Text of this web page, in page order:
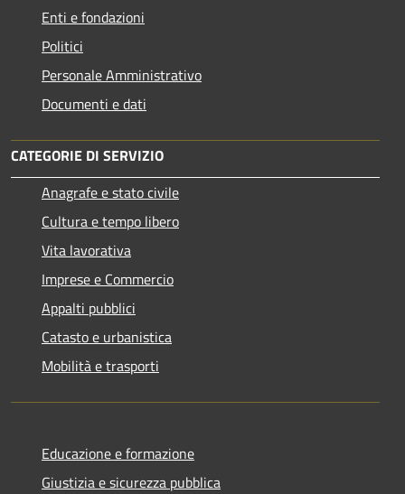
Enti e fondazioni
Politici
Personale Amministrativo
Documenti e dati
CATEGORIE DI SERVIZIO
Anagrafe e stato civile
Cultura e tempo libero
Vita lavorativa
Imprese e Commercio
Appalti pubblici
Catasto e urbanistica
Mobilità e trasporti
Educazione e formazione
Giustizia e sicurezza pubblica